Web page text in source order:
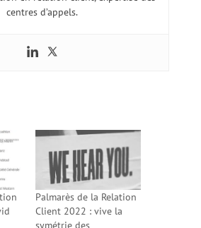
centres d’appels.
Palmarès de la Relation
Client 2022 : vive la
symétrie des